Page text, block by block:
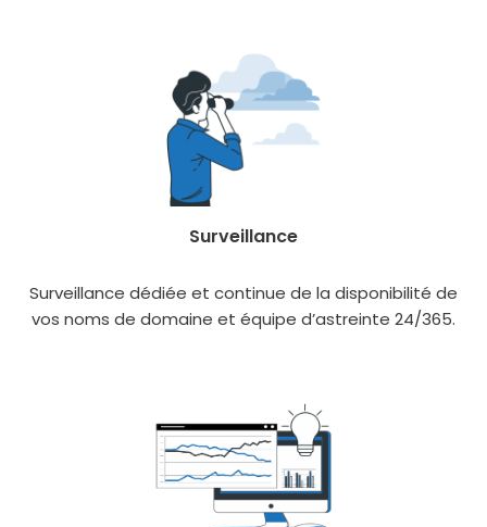
Surveillance
Surveillance dédiée et conti­nue de la dis­po­ni­bi­li­té de
vos noms de domaine et équipe d’astreinte 24/365.